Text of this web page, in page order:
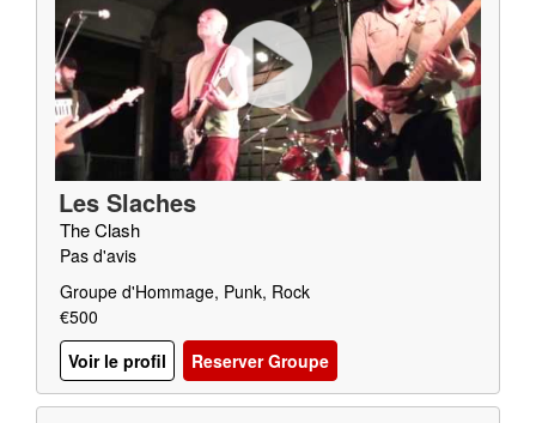
Les Slaches
The Clash
Pas d'avis
Groupe d'Hommage, Punk, Rock
€500
Voir le profil
Reserver Groupe